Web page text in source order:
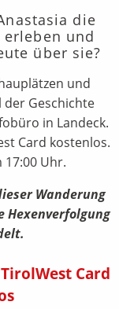
die
erleben und
über sie?
und
Geschichte
in Landeck.
Card kostenlos.
Uhr.
Wanderung
Hexenverfolgung
Card